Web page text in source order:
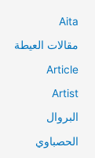
Aita
مقالات العيطة
Article
Artist
البروال
الحصباوي